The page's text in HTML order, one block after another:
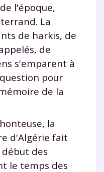
l'époque,
La
de harkis, de
de
s'emparent à
pour
de la
la
d'Algérie fait
des
le temps des